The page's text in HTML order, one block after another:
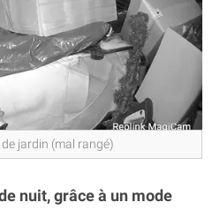
jardin (mal rangé)
nuit, grâce à un mode